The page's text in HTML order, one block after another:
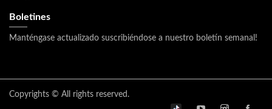
Boletines
Manténgase actualizado suscribiéndose a nuestro boletín semanal!
Copyrights © All rights reserved.